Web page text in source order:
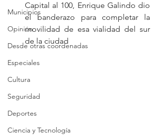
Municipios
Opinión
Desde otras coordenadas
Especiales
Cultura
Seguridad
Deportes
Ciencia y Tecnología
Capital al 100, Enrique Galindo dio
el banderazo para completar la
movilidad de esa vialidad del sur
de la ciudad